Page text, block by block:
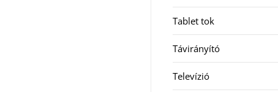
Tablet tok
Távirányító
Televízió